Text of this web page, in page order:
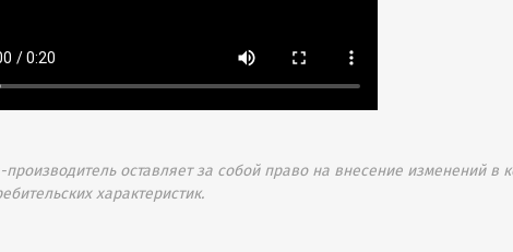
оставляет за собой право на внесение изменений
характеристик.